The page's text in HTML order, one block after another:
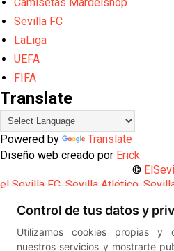
Sevilla FC
LaLiga
UEFA
FIFA
Translate
Powered by
Translate
Diseño web creado por Erick
©
el Sevilla FC, Sevilla Atlético,
Control de tus datos y
Utilizamos cookies propias y
nuestros servicios y mostrarte